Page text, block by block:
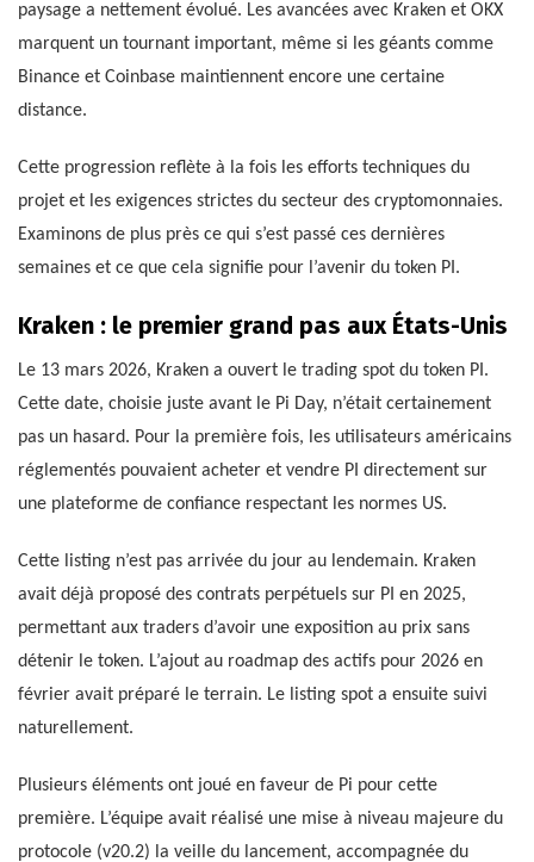
paysage a nettement évolué. Les avancées avec Kraken et OKX
marquent un tournant important, même si les géants comme
Binance et Coinbase maintiennent encore une certaine
distance.
Cette progression reflète à la fois les efforts techniques du
projet et les exigences strictes du secteur des cryptomonnaies.
Examinons de plus près ce qui s’est passé ces dernières
semaines et ce que cela signifie pour l’avenir du token PI.
Kraken : le premier grand pas aux États-Unis
Le 13 mars 2026, Kraken a ouvert le trading spot du token PI.
Cette date, choisie juste avant le Pi Day, n’était certainement
pas un hasard. Pour la première fois, les utilisateurs américains
réglementés pouvaient acheter et vendre PI directement sur
une plateforme de confiance respectant les normes US.
Cette listing n’est pas arrivée du jour au lendemain. Kraken
avait déjà proposé des contrats perpétuels sur PI en 2025,
permettant aux traders d’avoir une exposition au prix sans
détenir le token. L’ajout au roadmap des actifs pour 2026 en
février avait préparé le terrain. Le listing spot a ensuite suivi
naturellement.
Plusieurs éléments ont joué en faveur de Pi pour cette
première. L’équipe avait réalisé une mise à niveau majeure du
protocole (v20.2) la veille du lancement, accompagnée du